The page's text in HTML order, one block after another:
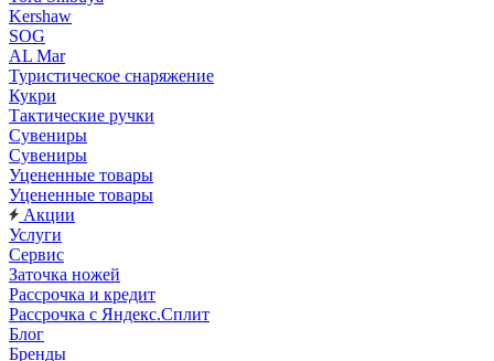
Kershaw
SOG
AL Mar
Туристическое снаряжение
Кукри
Тактические ручки
Сувениры
Сувениры
Уцененные товары
Уцененные товары
Акции
Услуги
Сервис
Заточка ножей
Рассрочка и кредит
Рассрочка с Яндекс.Сплит
Блог
Бренды